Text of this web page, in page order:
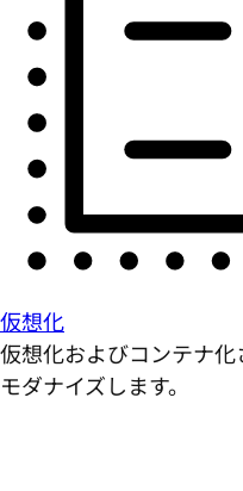
仮想化
仮想化およびコンテナ
モダナイズします。